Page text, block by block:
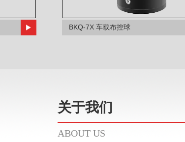
BKQ-7X 车载布控球
关于我们
ABOUT US